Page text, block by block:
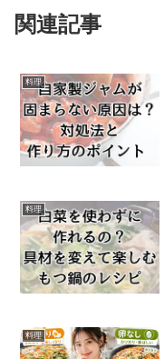
関連記事
料理
料理
料理